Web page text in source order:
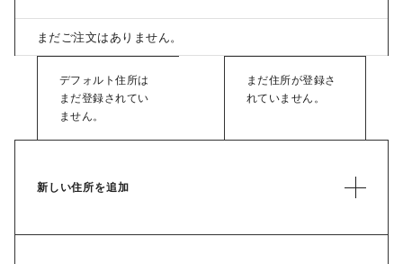
まだご注文はありません。
デフォルト住所は
まだ登録されてい
ません。
まだ住所が登録さ
れていません。
新しい住所を追加